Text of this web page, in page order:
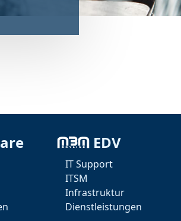
EDV
IT Support
ITSM
Infrastruktur
Dienstleistungen